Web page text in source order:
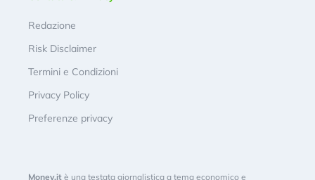
Redazione
Risk Disclaimer
Termini e Condizioni
Privacy Policy
Preferenze privacy
Money.it è una testata giornalistica a tema economico e